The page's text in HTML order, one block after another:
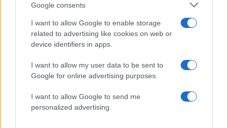
Google consents
I want to allow Google to enable storage
related to advertising like cookies on web or
device identifiers in apps.
I want to allow my user data to be sent to
Google for online advertising purposes.
I want to allow Google to send me
personalized advertising.
Αυγερινός, Μουτσάτσου και ακόμη 20
πρώην στελέχη κατά Καρυστιανού: «Δεν
αποχωρήσαμε για καρέκλες», αιχμές για
«συγκεντρωτικό μοντέλο»
Το πολωμένο μελτέμι που τροφοδότησε
τις φωτιές σε Αττική και Βοιωτία: «Από τα
ισχυρότερα επεισόδια των τελευταίων 50
χρόνων»
Κρανίου τόπος το Πόρτο Γερμενό μετά το
καταστροφικό πέρασμα της φωτιάς –
Ξεκίνησε η αυτοψία στα καμένα σπίτια